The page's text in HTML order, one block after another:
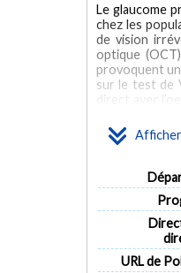
Le glaucome
chez les
de vision
optique
provoquent
sur le test de
direct avec
ratio de Van
l’acquisition
nécessaires,
métriques
potentiel
glaucome à
automatisé et
URL de